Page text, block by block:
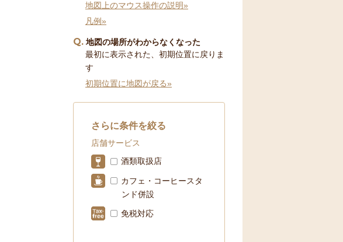
地図上のマウス操作の説明»
凡例»
Q 地図の場所がわからなくなった
最初に表示された、初期位置に戻りま
す
初期位置に地図が戻る»
さらに条件を絞る
店舗サービス
酒類取扱店
カフェ・コーヒースタ
ンド併設
免税対応